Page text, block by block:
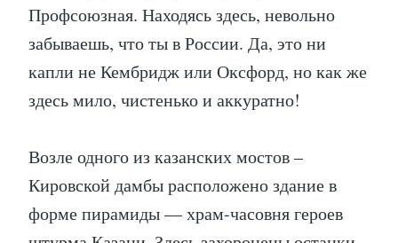
Профсоюзная. Находясь здесь, невольно
забываешь, что ты в России. Да, это ни
капли не Кембридж или Оксфорд, но как же
здесь мило, чистенько и аккуратно!
Возле одного из казанских мостов –
Кировской дамбы расположено здание в
форме пирамиды — храм-часовня героев